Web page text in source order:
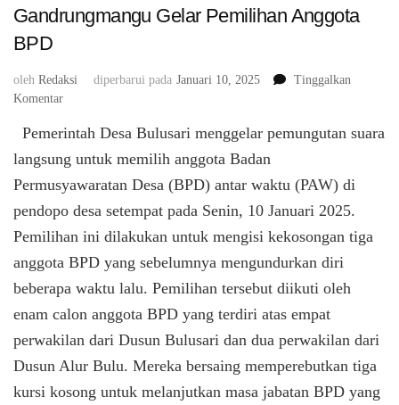
Gandrungmangu Gelar Pemilihan Anggota
BPD
oleh Redaksi diperbarui pada Januari 10, 2025
Tinggalkan
Komentarpada
Desa
Bulusari,
Gandrungmangu
Gelar
Pemilihan
BPD
Pemerintah Desa Bulusari menggelar pemungutan suara
langsung untuk memilih anggota Badan
Permusyawaratan Desa (BPD) antar waktu (PAW) di
pendopo desa setempat pada Senin, 10 Januari 2025.
Pemilihan ini dilakukan untuk mengisi kekosongan tiga
anggota BPD yang sebelumnya mengundurkan diri
beberapa waktu lalu. Pemilihan tersebut diikuti oleh
enam calon anggota BPD yang terdiri atas empat
perwakilan dari Dusun Bulusari dan dua perwakilan dari
Dusun Alur Bulu. Mereka bersaing memperebutkan tiga
kursi kosong untuk melanjutkan masa jabatan BPD yang